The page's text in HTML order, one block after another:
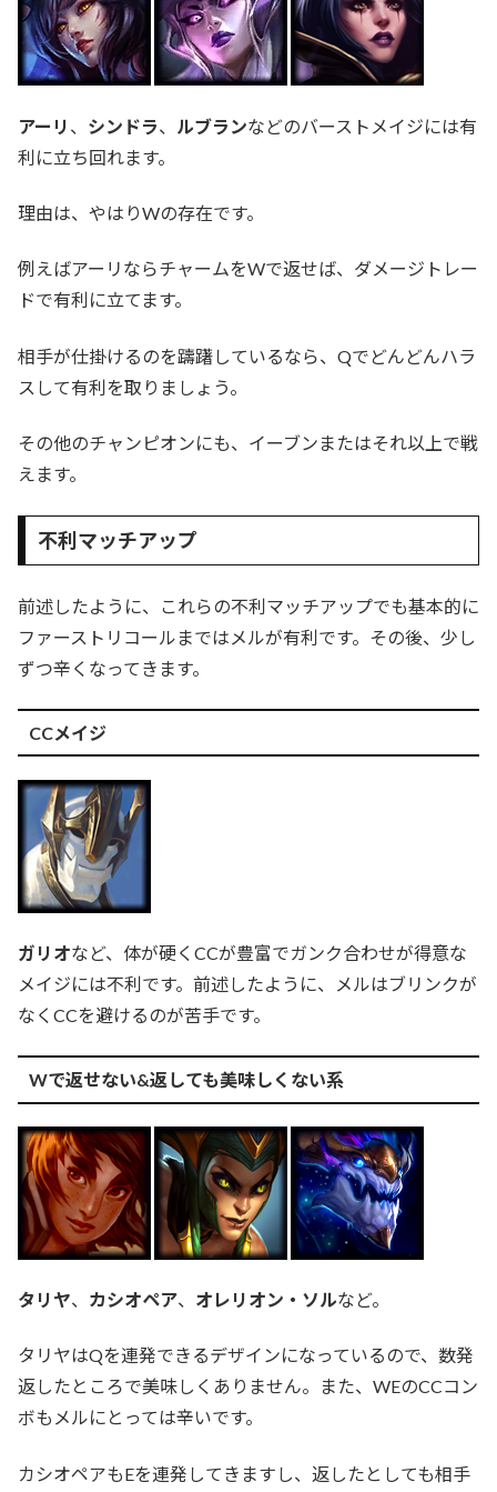
アーリ 、 シンドラ、 ルブランなどのバーストメイジには有
利に立ち回れます。
理由は、やはりWの存在です。
例えばアーリならチャームをWで返せば、ダメージトレー
ドで有利に立てます。
相手が仕掛けるのを躊躇しているなら、Qでどんどんハラ
スして有利を取りましょう。
その他のチャンピオンにも、イーブンまたはそれ以上で戦
えます。
不利マッチアップ
前述したように、これらの不利マッチアップでも基本的に
ファーストリコールまではメルが有利です。その後、少し
ずつ辛くなってきます。
CCメイジ
ガリオなど、体が硬くCCが豊富でガンク合わせが得意な
メイジには不利です。前述したように、メルはブリンクが
なくCCを避けるのが苦手です。
Wで返せない&返しても美味しくない系
タリヤ、 カシオペア、 オレリオン・ソルなど。
タリヤはQを連発できるデザインになっているので、数発
返したところで美味しくありません。また、WEのCCコン
ボもメルにとっては辛いです。
カシオペアもEを連発してきますし、返したとしても相手